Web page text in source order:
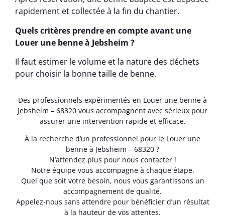
rapidement et collectée à la fin du chantier.
Quels critères prendre en compte avant une
Louer une benne à Jebsheim ?
Il faut estimer le volume et la nature des déchets
pour choisir la bonne taille de benne.
Des professionnels expérimentés en Louer une benne à
Jebsheim – 68320 vous accompagnent avec sérieux pour
assurer une intervention rapide et efficace.
À la recherche d’un professionnel pour le Louer une
benne à Jebsheim – 68320 ?
N’attendez plus pour nous contacter !
Notre équipe vous accompagne à chaque étape.
Quel que soit votre besoin, nous vous garantissons un
accompagnement de qualité.
Appelez-nous sans attendre pour bénéficier d’un résultat
à la hauteur de vos attentes.